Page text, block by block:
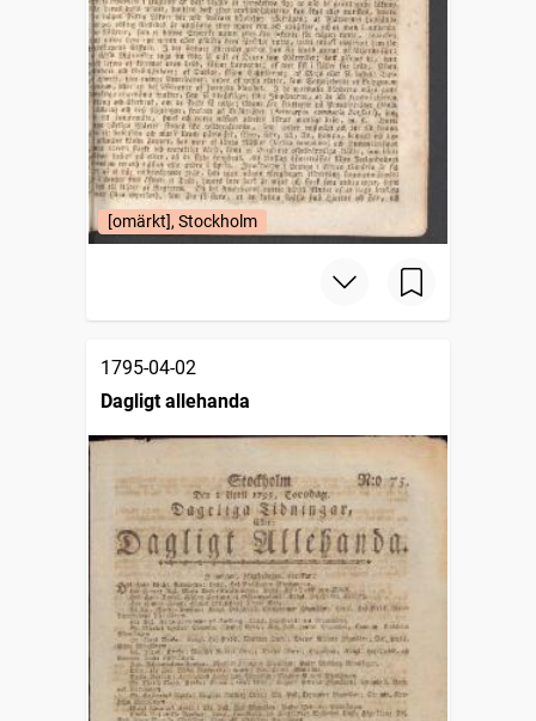
[omärkt], Stockholm
1795-04-02
Dagligt allehanda